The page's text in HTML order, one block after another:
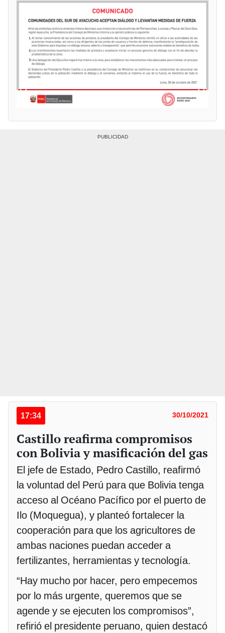
17:34 30/10/2021
Castillo reafirma compromisos
con Bolivia y masificación del gas
El jefe de Estado, Pedro Castillo, reafirmó
la voluntad del Perú para que Bolivia tenga
acceso al Océano Pacífico por el puerto de
Ilo (Moquegua), y planteó fortalecer la
cooperación para que los agricultores de
ambas naciones puedan acceder a
fertilizantes, herramientas y tecnología.
“Hay mucho por hacer, pero empecemos
por lo más urgente, queremos que se
agende y se ejecuten los compromisos”,
refirió el presidente peruano, quien destacó